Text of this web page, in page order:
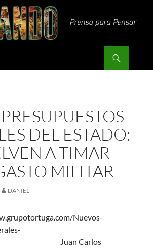
DEL ESTADO:
A TIMAR
MILITAR
DANIEL
Nuevos-
Carlos